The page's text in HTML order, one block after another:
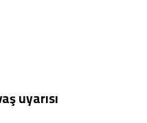
uyarısı